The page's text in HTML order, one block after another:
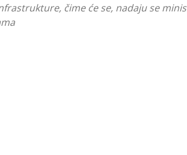
čime će se, nadaju se